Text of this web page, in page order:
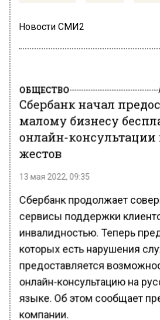
Новости СМИ2
ОБЩЕСТВО
Сбербанк начал
малому бизнесу
онлайн-консультации
жестов
13 мая 2022, 09:35
Сбербанк продолжает
сервисы поддержки
инвалидностью. Теперь
которых есть нарушения
предоставляется
онлайн-консультацию на
языке. Об этом сообщает
компании.